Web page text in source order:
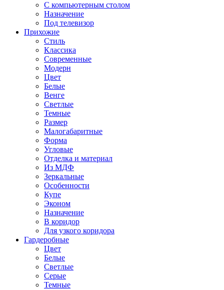
С компьютерным столом
Назначение
Под телевизор
Прихожие
Стиль
Классика
Современные
Модерн
Цвет
Белые
Венге
Светлые
Темные
Размер
Малогабаритные
Форма
Угловые
Отделка и материал
Из МДФ
Зеркальные
Особенности
Купе
Эконом
Назначение
В коридор
Для узкого коридора
Гардеробные
Цвет
Белые
Светлые
Серые
Темные